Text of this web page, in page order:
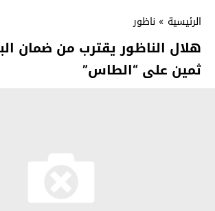
الرئيسية » ناظور
هلال الناظور يقترب من ضمان
ثمين على “الطاس”